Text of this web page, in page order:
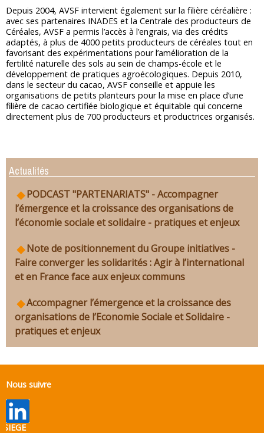
Depuis 2004, AVSF intervient également sur la filière céréalière :
avec ses partenaires INADES et la Centrale des producteurs de
Céréales, AVSF a permis l’accès à l’engrais, via des crédits
adaptés, à plus de 4000 petits producteurs de céréales tout en
favorisant des expérimentations pour l’amélioration de la
fertilité naturelle des sols au sein de champs-école et le
développement de pratiques agroécologiques. Depuis 2010,
dans le secteur du cacao, AVSF conseille et appuie les
organisations de petits planteurs pour la mise en place d’une
filière de cacao certifiée biologique et équitable qui concerne
directement plus de 700 producteurs et productrices organisés.
Actualités
PODCAST "PARTENARIATS" - Accompagner
l’émergence et la croissance des organisations de
l’économie sociale et solidaire - pratiques et enjeux
Note de positionnement du Groupe initiatives -
Faire converger les solidarités : Agir à l’international
et en France face aux enjeux communs
Accompagner l’émergence et la croissance des
organisations de l’Economie Sociale et Solidaire -
pratiques et enjeux
Nous suivre
SIEGE